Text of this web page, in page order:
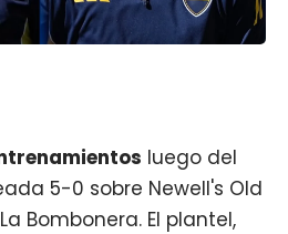
luego del
5-0 sobre Newell's Old
Bombonera. El plantel,